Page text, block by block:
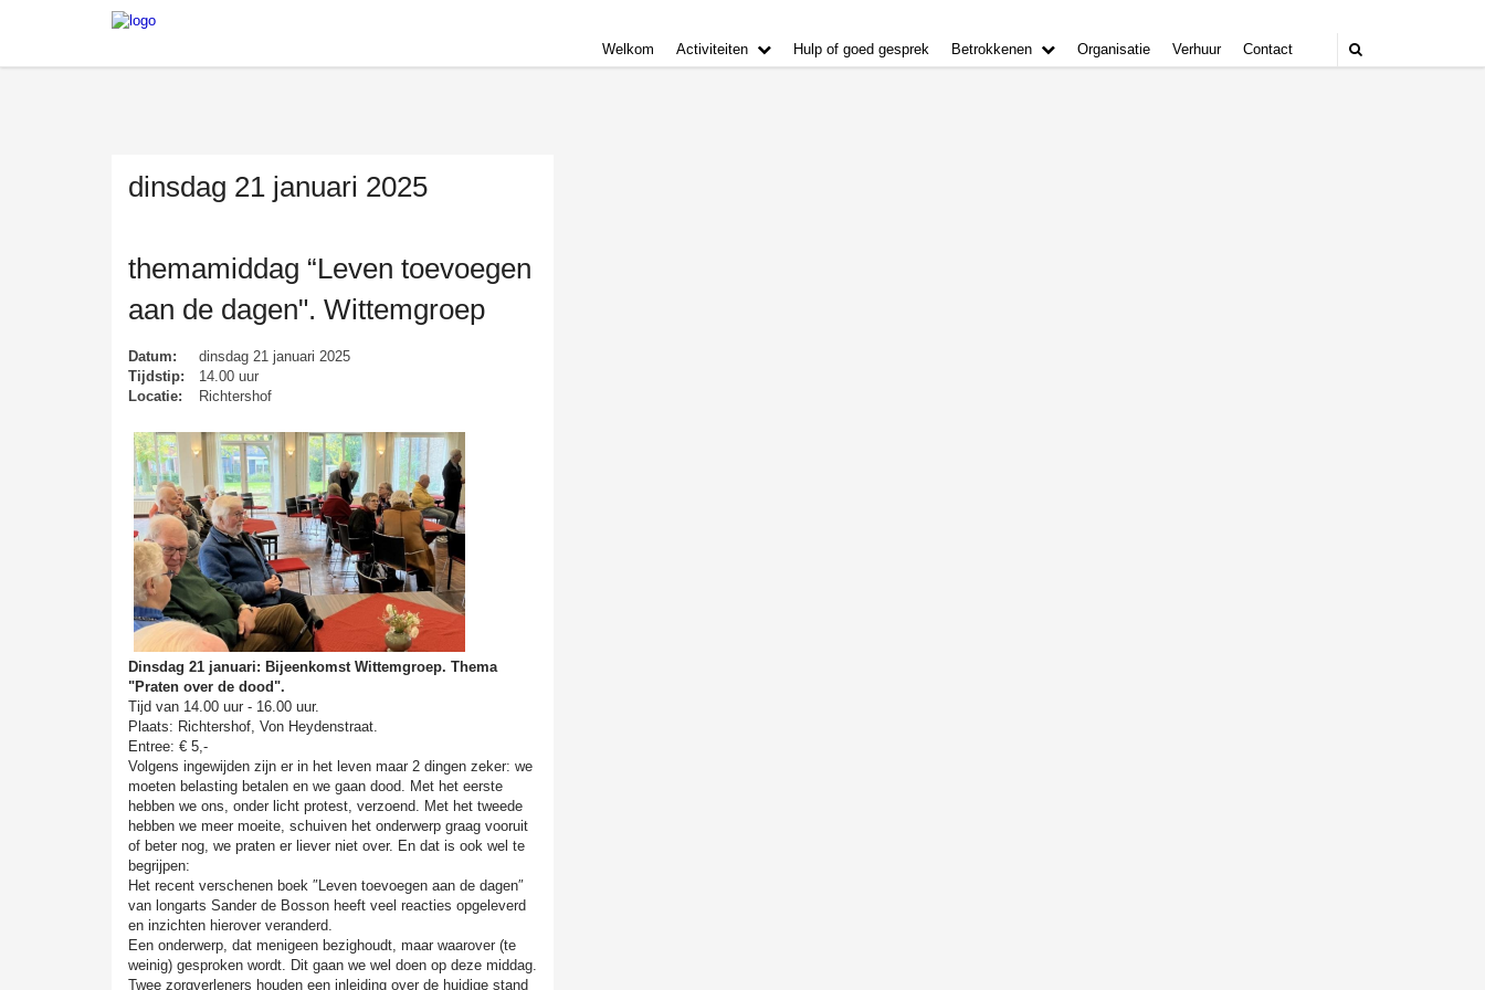
Welkom Activiteiten Hulp of goed gesprek Betrokkenen Organisatie Verhuur Contact
dinsdag 21 januari 2025
themamiddag “Leven toevoegen
aan de dagen". Wittemgroep
Datum:
dinsdag 21 januari 2025
Tijdstip:
14.00 uur
Locatie:
Richtershof
Dinsdag 21 januari: Bijeenkomst Wittemgroep. Thema
"Praten over de dood".
Tijd van 14.00 uur - 16.00 uur.
Plaats: Richtershof, Von Heydenstraat.
Entree: € 5,-
Volgens ingewijden zijn er in het leven maar 2 dingen zeker: we
moeten belasting betalen en we gaan dood. Met het eerste
hebben we ons, onder licht protest, verzoend. Met het tweede
hebben we meer moeite, schuiven het onderwerp graag vooruit
of beter nog, we praten er liever niet over. En dat is ook wel te
begrijpen:
Het recent verschenen boek ″Leven toevoegen aan de dagen″
van longarts Sander de Bosson heeft veel reacties opgeleverd
en inzichten hierover veranderd.
Een onderwerp, dat menigeen bezighoudt, maar waarover (te
weinig) gesproken wordt. Dit gaan we wel doen op deze middag.
Twee zorgverleners houden een inleiding over de huidige stand